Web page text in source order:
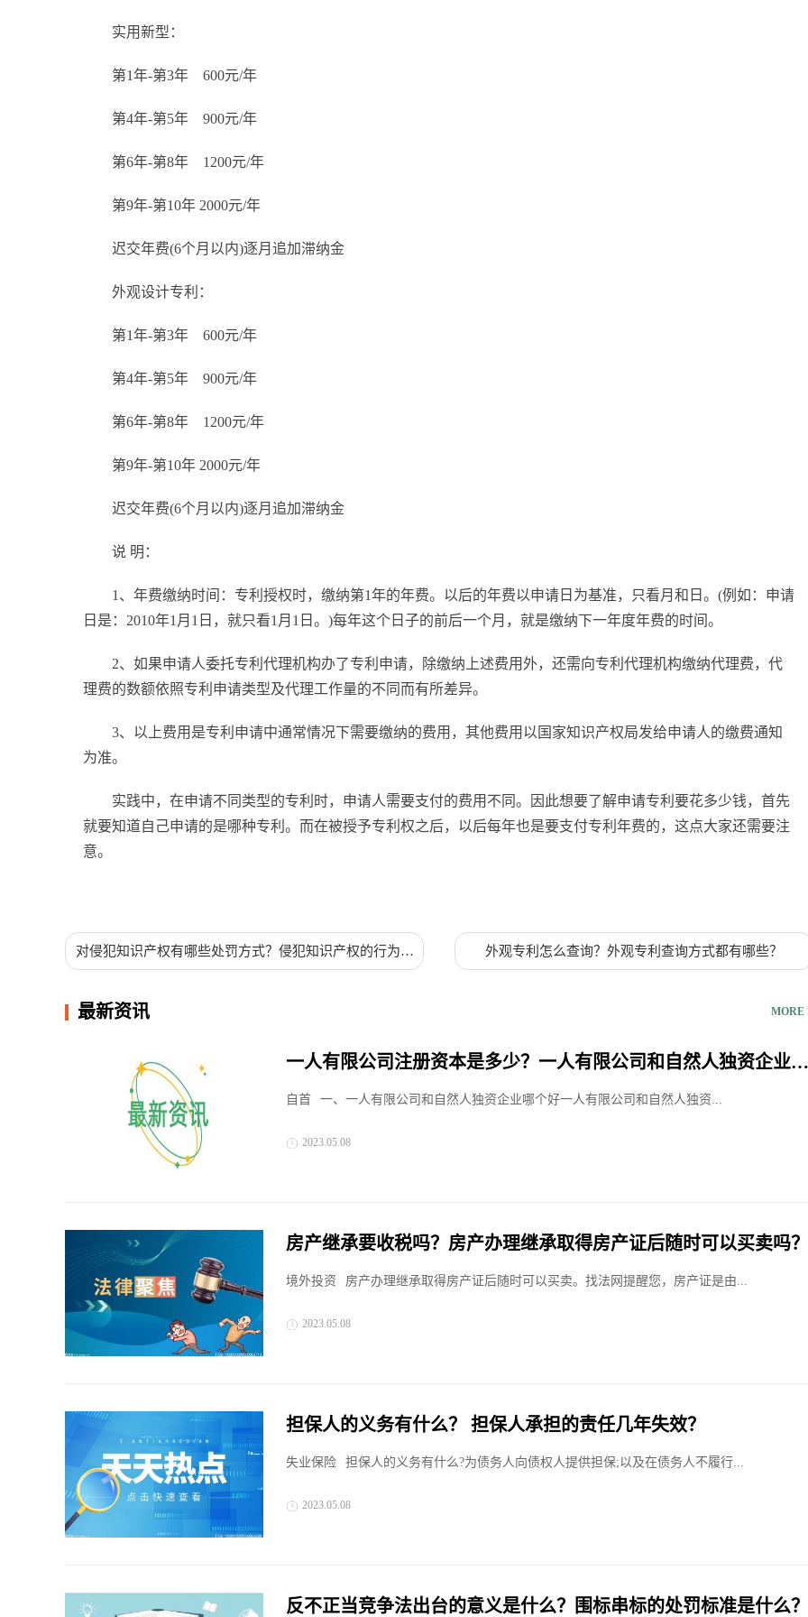
实用新型：
第1年-第3年 600元/年
第4年-第5年 900元/年
第6年-第8年 1200元/年
第9年-第10年 2000元/年
迟交年费(6个月以内)逐月追加滞纳金
外观设计专利：
第1年-第3年 600元/年
第4年-第5年 900元/年
第6年-第8年 1200元/年
第9年-第10年 2000元/年
迟交年费(6个月以内)逐月追加滞纳金
说 明：
1、年费缴纳时间：专利授权时，缴纳第1年的年费。以后的年费以申请日为基准，只看月和日。(例如：申请
日是：2010年1月1日，就只看1月1日。)每年这个日子的前后一个月，就是缴纳下一年度年费的时间。
2、如果申请人委托专利代理机构办了专利申请，除缴纳上述费用外，还需向专利代理机构缴纳代理费，代
理费的数额依照专利申请类型及代理工作量的不同而有所差异。
3、以上费用是专利申请中通常情况下需要缴纳的费用，其他费用以国家知识产权局发给申请人的缴费通知
为准。
实践中，在申请不同类型的专利时，申请人需要支付的费用不同。因此想要了解申请专利要花多少钱，首先
就要知道自己申请的是哪种专利。而在被授予专利权之后，以后每年也是要支付专利年费的，这点大家还需要注
意。
对侵犯知识产权有哪些处罚方式？侵犯知识产权的行为包
括哪些？
外观专利怎么查询？外观专利查询方式都有哪些？
MORE
最新资讯
一人有限公司注册资本是多少？一人有限公司和自然人独资企业哪
个好？
自首 一、一人有限公司和自然人独资企业哪个好一人有限公司和自然人独资...
2023.05.08
房产继承要收税吗？房产办理继承取得房产证后随时可以买卖吗？
境外投资 房产办理继承取得房产证后随时可以买卖。找法网提醒您，房产证是由...
2023.05.08
担保人的义务有什么？ 担保人承担的责任几年失效？
失业保险 担保人的义务有什么?为债务人向债权人提供担保;以及在债务人不履行...
2023.05.08
反不正当竞争法出台的意义是什么？围标串标的处罚标准是什么？